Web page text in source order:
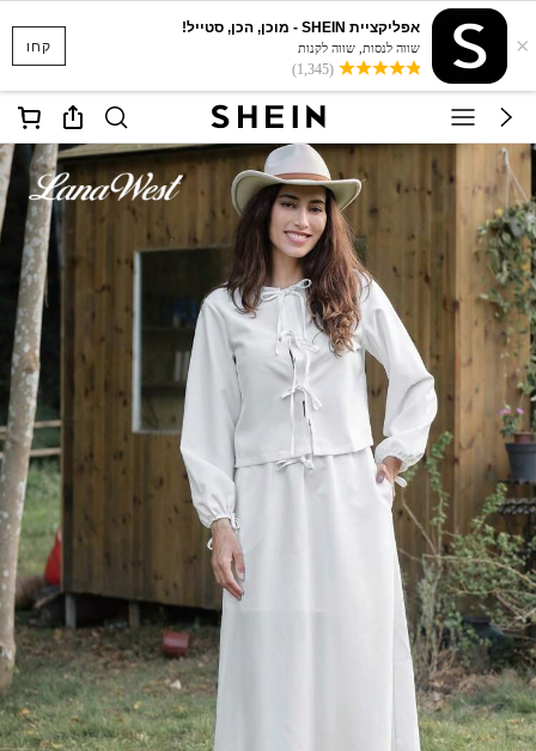
קחו ×
אפליקציית SHEIN - מוכן, הכן, סטייל!
שווה לנסות, שווה לקנות
(1,345)